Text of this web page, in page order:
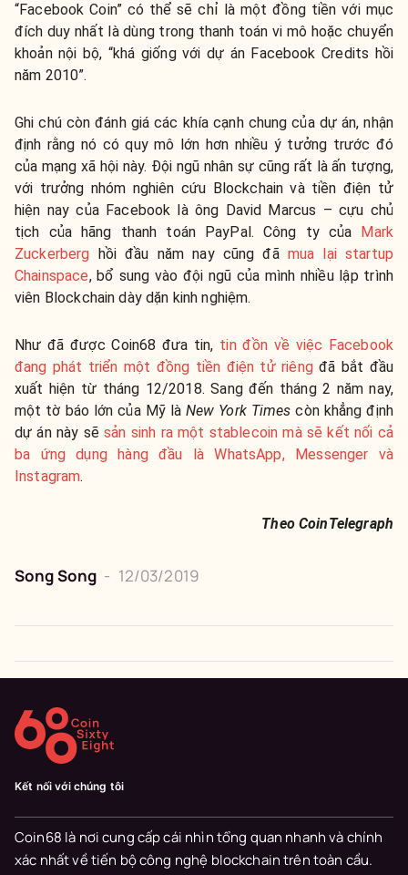
“Facebook Coin” có thể sẽ chỉ là một đồng tiền với mục
đích duy nhất là dùng trong thanh toán vi mô hoặc chuyển
khoản nội bộ, “khá giống với dự án Facebook Credits hồi
năm 2010”.
Ghi chú còn đánh giá các khía cạnh chung của dự án, nhận
định rằng nó có quy mô lớn hơn nhiều ý tưởng trước đó
của mạng xã hội này. Đội ngũ nhân sự cũng rất là ấn tượng,
với trưởng nhóm nghiên cứu Blockchain và tiền điện tử
hiện nay của Facebook là ông David Marcus – cựu chủ
tịch của hãng thanh toán PayPal. Công ty của
Mark
Zuckerberg hồi đầu năm nay cũng đã mua lại startup
Chainspace, bổ sung vào đội ngũ của mình nhiều lập trình
viên Blockchain dày dặn kinh nghiệm.
Như đã được Coin68 đưa tin, tin đồn về việc Facebook
đang phát triển một đồng tiền điện tử riêngđã bắt đầu
xuất hiện từ tháng 12/2018. Sang đến tháng 2 năm nay,
một tờ báo lớn của Mỹ là New York Times còn khẳng định
dự án này sẽsản sinh ra một stablecoin mà sẽ kết nối cả
ba ứng dụng hàng đầu là WhatsApp, Messenger và
Instagram.
Theo CoinTelegraph
Song Song - 12/03/2019
Kết nối với chúng tôi
Coin68 là nơi cung cấp cái nhìn tổng quan nhanh và chính
xác nhất về tiến bộ công nghệ blockchain trên toàn cầu.